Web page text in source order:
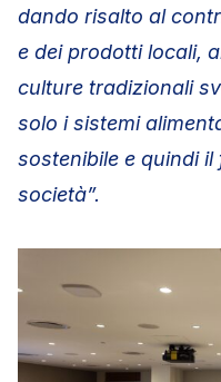
dando risalto al
e dei prodotti locali,
culture tradizionali
solo i sistemi
sostenibile e quindi
società”.